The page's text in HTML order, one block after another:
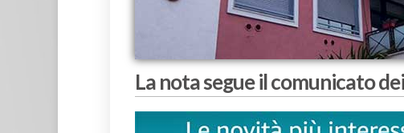
La nota segue il comunicato